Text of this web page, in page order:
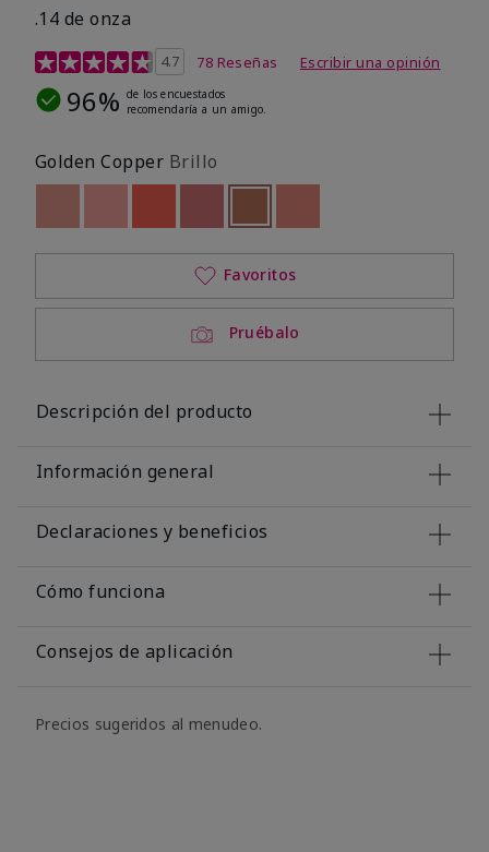
.14 de onza
Calificación de clientes de 4,2 de 5
4.7 78 Reseñas Escribir una opinión
96% de los encuestados
recomendaría a un amigo.
Golden Copper Brillo
Out of stockOut of stockseleccionado
Out of stock
Pruébalo
Favoritos
Descripción del producto
Información general
Declaraciones y beneficios
Cómo funciona
Consejos de aplicación
Precios sugeridos al menudeo.